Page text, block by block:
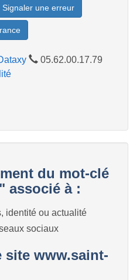
Signaler une erreur
05.62.00.17.79
du mot-clé
associé à :
identité ou actualité
sociaux
www.saint-